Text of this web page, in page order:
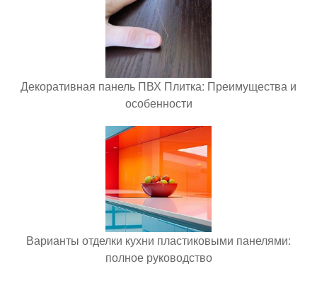
Декоративная панель ПВХ Плитка: Преимущества и
особенности
Варианты отделки кухни пластиковыми панелями:
полное руководство